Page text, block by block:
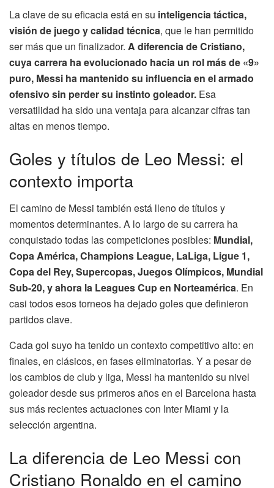
La clave de su eficacia está en su inteligencia táctica,
visión de juego y calidad técnica, que le han permitido
ser más que un finalizador. A diferencia de Cristiano,
cuya carrera ha evolucionado hacia un rol más de «9»
puro, Messi ha mantenido su influencia en el armado
ofensivo sin perder su instinto goleador. Esa
versatilidad ha sido una ventaja para alcanzar cifras tan
altas en menos tiempo.
Goles y títulos de Leo Messi: el
contexto importa
El camino de Messi también está lleno de títulos y
momentos determinantes. A lo largo de su carrera ha
conquistado todas las competiciones posibles: Mundial,
Copa América, Champions League, LaLiga, Ligue 1,
Copa del Rey, Supercopas, Juegos Olímpicos, Mundial
Sub-20, y ahora la Leagues Cup en Norteamérica. En
casi todos esos torneos ha dejado goles que definieron
partidos clave.
Cada gol suyo ha tenido un contexto competitivo alto: en
finales, en clásicos, en fases eliminatorias. Y a pesar de
los cambios de club y liga, Messi ha mantenido su nivel
goleador desde sus primeros años en el Barcelona hasta
sus más recientes actuaciones con Inter Miami y la
selección argentina.
La diferencia de Leo Messi con
Cristiano Ronaldo en el camino